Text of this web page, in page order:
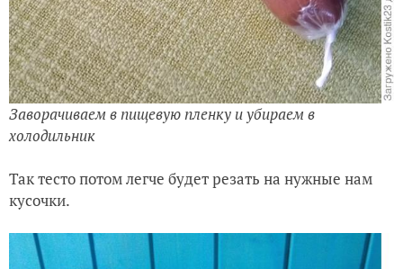
Заворачиваем в пищевую пленку и убираем в
холодильник
Так тесто потом легче будет резать на нужные нам
кусочки.